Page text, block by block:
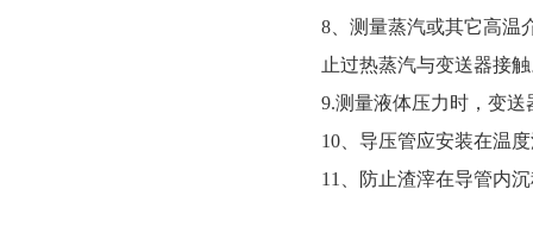
8、测量蒸汽或其它高温
止过热蒸汽与变送器接
9.测量液体压力时，变
10、导压管应安装在温
11、防止渣滓在导管内